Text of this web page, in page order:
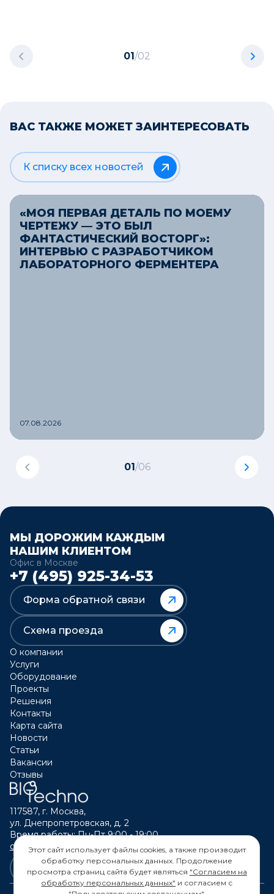
01/02
ВАС ТАКЖЕ МОЖЕТ ЗАИНТЕРЕСОВАТЬ
К списку всех новостей
«МОЯ ПЕРВАЯ ДЕТАЛЬ ПО МОЕМУ
ЧЕРТЕЖУ — ЭТО БЫЛ
ФАНТАСТИЧЕСКИЙ ВОСТОРГ»:
ИНТЕРВЬЮ С РАЗРАБОТЧИКОМ
ЛАБОРАТОРНОГО ФЕРМЕНТЕРА
07.08.2026
01/06
Этот сайт использует файлы cookies, а также производит
обработку персональных данных. Продолжение
просмотра страниц сайта будет являться "Согласием на
обработку персональных данных" и согласием с
МЫ ДОРОЖИМ КАЖДЫМ
НАШИМ КЛИЕНТОМ
Офис в Москве
+7 (495) 925-34-53
Форма обратной связи
Схема проезда
О компании
Услуги
Оборудование
Проекты
Решения
Контакты
Карта сайта
Новости
Статьи
Вакансии
Отзывы
117587, г. Москва,
ул. Днепропетровская, д. 2
Время работы: Пн-Пт 9:00 - 19:00
calltouch@biotechno.ru